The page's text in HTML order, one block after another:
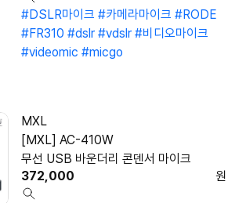
#DSLR마이크 #카메라마이크 #RODE
#FR310 #dslr #vdslr #비디오마이크
#videomic #micgo
MXL
[MXL] AC-410W
무선 USB 바운더리 콘덴서 마이크
372,000
원